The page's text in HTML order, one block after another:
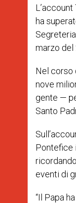
p
p
g
e
r
ha
marzo del
Nel corso
nove
gente —
Santo
Pontefice
eventi di
“Il Papa